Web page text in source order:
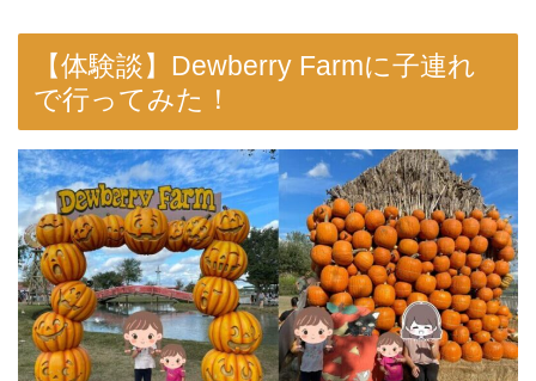
【体験談】Dewberry Farmに子連れ
で行ってみた！